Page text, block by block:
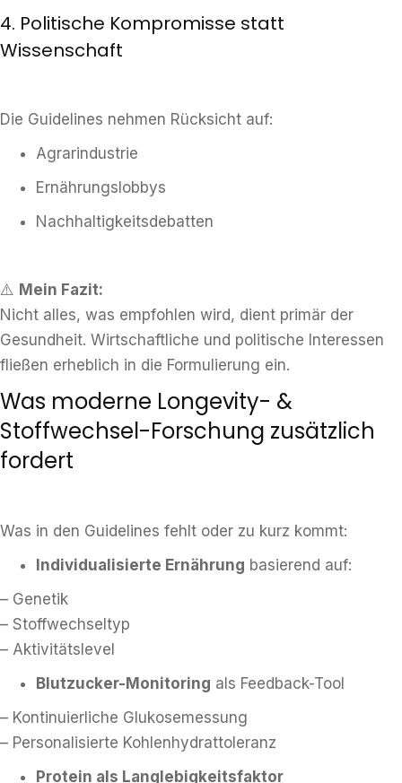
4. Politische Kompromisse statt
Wissenschaft
Die Guidelines nehmen Rücksicht auf:
Agrarindustrie
Ernährungslobbys
Nachhaltigkeitsdebatten
⚠️ Mein Fazit:
Nicht alles, was empfohlen wird, dient primär der
Gesundheit. Wirtschaftliche und politische Interessen
fließen erheblich in die Formulierung ein.
Was moderne Longevity- &
Stoffwechsel-Forschung zusätzlich
fordert
Was in den Guidelines fehlt oder zu kurz kommt:
Individualisierte Ernährung basierend auf:
– Genetik
– Stoffwechseltyp
– Aktivitätslevel
Blutzucker-Monitoring als Feedback-Tool
– Kontinuierliche Glukosemessung
– Personalisierte Kohlenhydrattoleranz
Protein als Langlebigkeitsfaktor